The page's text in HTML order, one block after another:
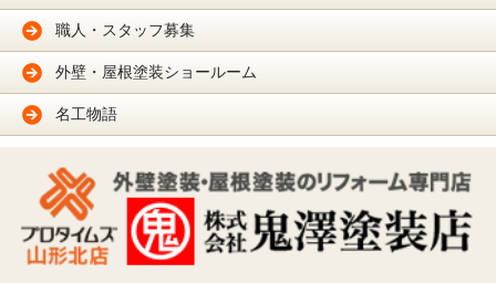
職人・スタッフ募集
外壁・屋根塗装ショールーム
名工物語